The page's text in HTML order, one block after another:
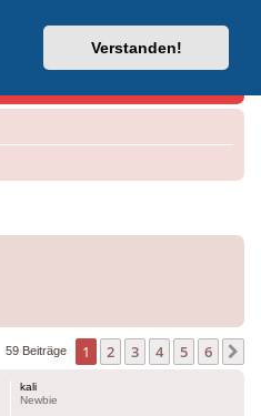
Verstanden!
Kabel-Helpdesk
59 Beiträge 1 2 3 4 5 6
kali
Newbie